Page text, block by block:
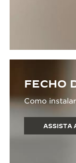
FECHO
Como
ASSISTA